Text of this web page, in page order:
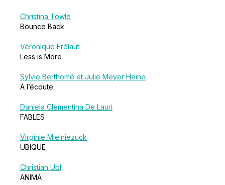
Christina Towle
Bounce Back
Véronique Frélaut
Less is More
Sylvie Berthomé et Julie Meyer Heine
À l’écoute
Daniela Clementina De Lauri
FABLES
Virginie Mielniezuck
UBIQUE
Christian Ubl
ANIMA